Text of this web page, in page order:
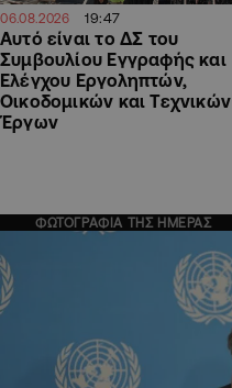
06.08.2026 19:47
Αυτό είναι το ΔΣ του
Συμβουλίου Εγγραφής και
Ελέγχου Εργοληπτών,
Οικοδομικών και Τεχνικών
Έργων
ΦΩΤΟΓΡΑΦΙΑ ΤΗΣ ΗΜΕΡΑΣ